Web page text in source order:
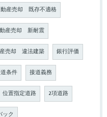
産売却 既存不適格
産売却 新耐震
売却 違法建築 銀行評価
条件 接道義務
位置指定道路 2項道路
ック